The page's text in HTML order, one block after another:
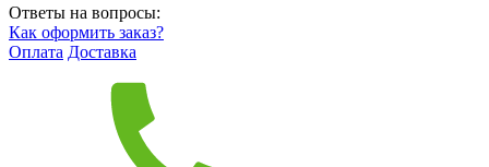
Ответы на вопросы:
Как оформить заказ?
Оплата Доставка